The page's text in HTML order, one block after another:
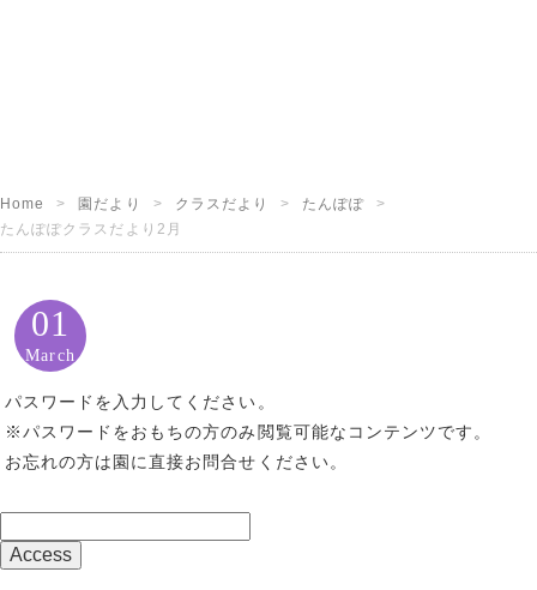
Home 園だより クラスだより
たんぽぽ
たんぽぽクラスだより2月
01
March
パスワードを入力してください。
※パスワードをおもちの方のみ閲覧可能なコンテンツです。
お忘れの方は園に直接お問合せください。